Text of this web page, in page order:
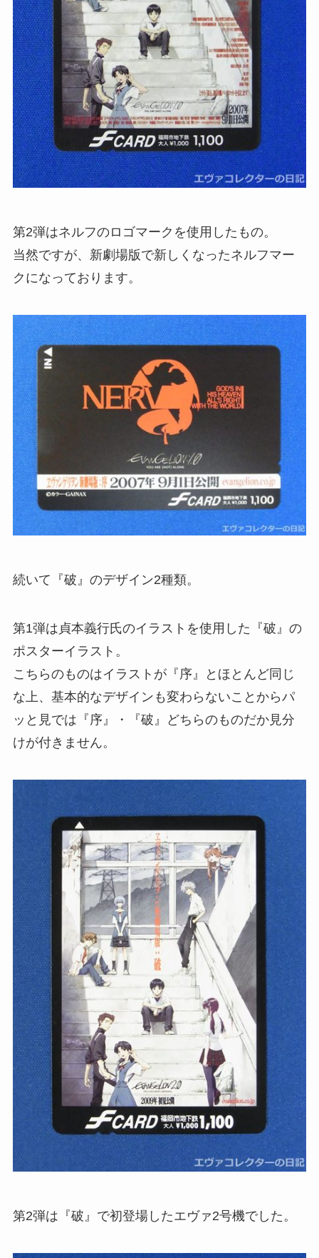
第2弾はネルフのロゴマークを使用したもの。
当然ですが、新劇場版で新しくなったネルフマー
クになっております。
続いて『破』のデザイン2種類。
第1弾は貞本義行氏のイラストを使用した『破』の
ポスターイラスト。
こちらのものはイラストが『序』とほとんど同じ
な上、基本的なデザインも変わらないことからパ
ッと見では『序』・『破』どちらのものだか見分
けが付きません。
第2弾は『破』で初登場したエヴァ2号機でした。